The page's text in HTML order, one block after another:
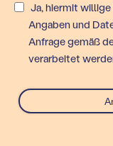
Ja, hiermit willige
Angaben und
Anfrage gemäß
verarbeitet